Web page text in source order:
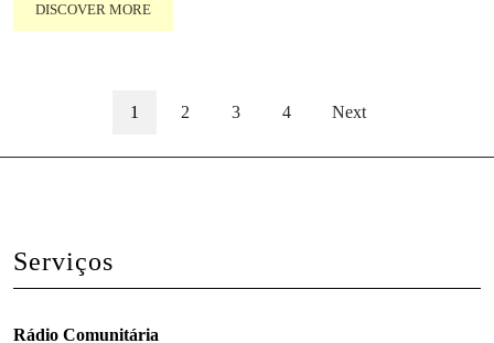
DISCOVER MORE
1 2 3 4 Next
Serviços
Rádio Comunitária